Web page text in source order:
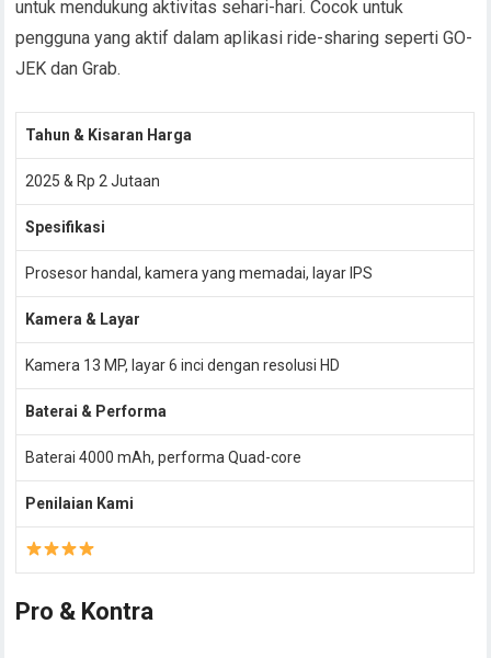
untuk mendukung aktivitas sehari-hari. Cocok untuk
pengguna yang aktif dalam aplikasi ride-sharing seperti GO-
JEK dan Grab.
Tahun & Kisaran Harga
2025 & Rp 2 Jutaan
Spesifikasi
Prosesor handal, kamera yang memadai, layar IPS
Kamera & Layar
Kamera 13 MP, layar 6 inci dengan resolusi HD
Baterai & Performa
Baterai 4000 mAh, performa Quad-core
Penilaian Kami
Pro & Kontra